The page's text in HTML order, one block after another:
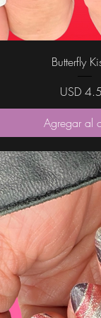
Vista
Butterfly
Precio
USD
Agregar al